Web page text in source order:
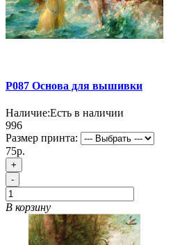
P087 Основа для вышивки
Наличие:Есть в наличии
996
Размер принта:
75р.
+
-
В корзину